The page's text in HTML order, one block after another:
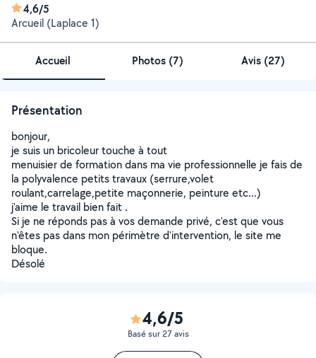
4,6/5
Arcueil (Laplace 1)
Accueil Photos (7) Avis (27)
Présentation
bonjour,
je suis un bricoleur touche à tout
menuisier de formation dans ma vie professionnelle je fais de
la polyvalence petits travaux (serrure,volet
roulant,carrelage,petite maçonnerie, peinture etc...)
j'aime le travail bien fait .
Si je ne réponds pas à vos demande privé, c'est que vous
n'êtes pas dans mon périmètre d'intervention, le site me
bloque.
Désolé
4,6/5
Basé sur 27 avis